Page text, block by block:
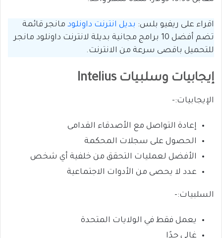
اقراء على ريفيو بلس: بديل انترنت داونلود مانجر قائمة
تضم أفضل 10 برامج مجانية بديلة لانترنت داونلود مانجر
للتحميل باقصى سرعة من الانترنت.
إيجابيات وسلبيات Intelius
الإيجابيات:-
إعادة التواصل مع الأصدقاء القدامى
الحصول على سجلات المحكمة
الأفضل لعمليات التحقق من خلفية أي شخص
عدد لا يحصى من الأدوات الاجتماعية
السلبيات:-
يعمل فقط في الولايات المتحدة
غالي جدًا